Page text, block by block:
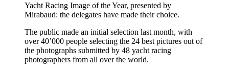
Yacht Racing Image of the Year, presented by
Mirabaud: the delegates have made their choice.
The public made an initial selection last month, with
over 40’000 people selecting the 24 best pictures out of
the photographs submitted by 48 yacht racing
photographers from all over the world.